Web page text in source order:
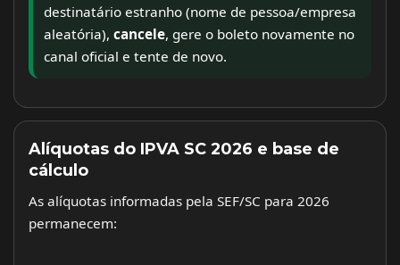
destinatário estranho (nome de pessoa/empresa
aleatória), cancele, gere o boleto novamente no
canal oficial e tente de novo.
Alíquotas do IPVA SC 2026 e base de
cálculo
As alíquotas informadas pela SEF/SC para 2026
permanecem: